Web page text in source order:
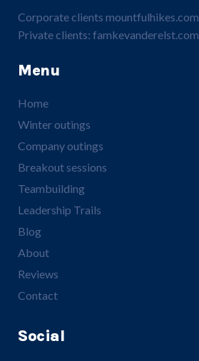
Corporate clients mountfulhikes.com
Private clients: famkevanderelst.com
Menu
Home
Winter outings
Company outings
Breakout sessions
Teambuilding
Leadership Trails
Blog
About
Reviews
Contact
Social